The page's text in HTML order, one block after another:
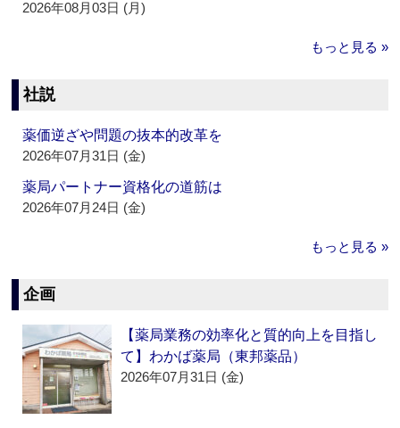
2026年08月03日 (月)
もっと見る »
社説
薬価逆ざや問題の抜本的改革を
2026年07月31日 (金)
薬局パートナー資格化の道筋は
2026年07月24日 (金)
もっと見る »
企画
【薬局業務の効率化と質的向上を目指し
て】わかば薬局（東邦薬品）
2026年07月31日 (金)